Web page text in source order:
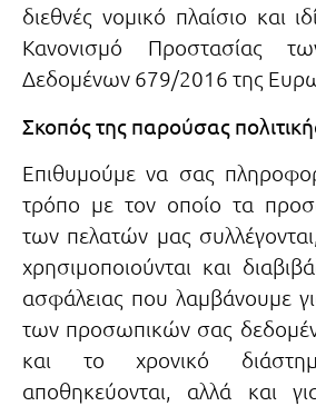
διεθνές νομικό πλαίσιο και
Κανονισμό Προστασίας
Δεδομένων 679/2016 της
Σκοπός της παρούσας
Επιθυμούμε να σας
τρόπο με τον οποίο τα
των πελατών μας
χρησιμοποιούνται και
ασφάλειας που λαμβάνουμε
των προσωπικών σας
και το χρονικό
αποθηκεύονται, αλλά και